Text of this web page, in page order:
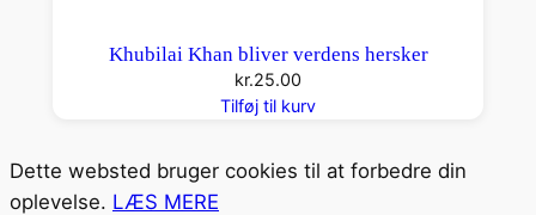
Khubilai Khan bliver verdens hersker
kr.25.00
Tilføj til kurv
Dette websted bruger cookies til at forbedre din
oplevelse. LÆS MERE